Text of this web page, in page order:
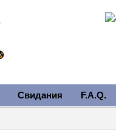
Свидания F.A.Q.